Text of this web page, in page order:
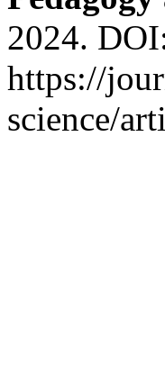
2024.
https://
science/